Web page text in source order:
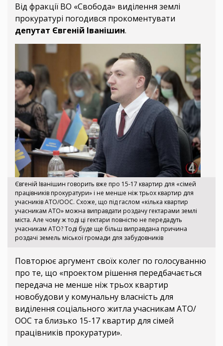
Від фракції ВО «Свобода» виділення землі
прокуратурі погодився прокоментувати
депутат Євгеній Іванішин.
Євгеній Іванішин говорить вже про 15-17 квартир для «сімей
працівників прокуратури» і не менше ніж трьох квартир для
учасників АТО/ООС. Схоже, що під гаслом «кілька квартир
учасникам АТО» можна виправдати роздачу гектарами землі
міста. Але чому ж тоді ці гектари повністю не передадуть
учасникам АТО? Тоді буде ще більш виправдана причина
роздачі земель міської громади для забудовників
Повторює аргумент своїх колег по голосуванню
про те, що «проектом рішення передбачається
передача не менше ніж трьох квартир
новобудови у комунальну власність для
виділення соціального житла учасникам АТО/
ООС та близько 15-17 квартир для сімей
працівників прокуратури».